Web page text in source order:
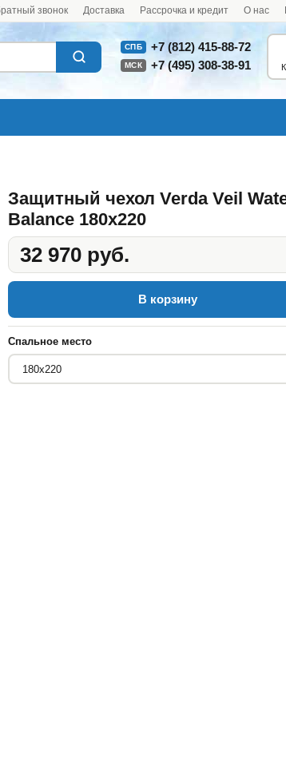
звонок Доставка Рассрочка и кредит О нас
СПБ +7 (812) 415-88-72
МСК +7 (495) 308-38-91
Защитный чехол Verda Veil
Balance 180x220
32 970 руб.
В корзину
Спальное место